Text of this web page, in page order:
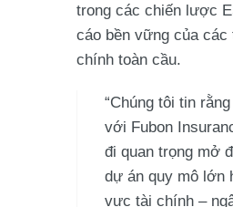
trong các chiến lược
cáo bền vững của các
chính toàn cầu.
“Chúng tôi tin
với Fubon
đi quan trọng mở
dự án quy mô lớn
vực tài chính –